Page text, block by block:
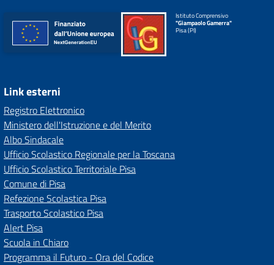
Istituto Comprensivo
"Giampaolo Gamerra"
Pisa (PI)
Link esterni
Registro Elettronico
Ministero dell'Istruzione e del Merito
Albo Sindacale
Ufficio Scolastico Regionale per la Toscana
Ufficio Scolastico Territoriale Pisa
Comune di Pisa
Refezione Scolastica Pisa
Trasporto Scolastico Pisa
Alert Pisa
Scuola in Chiaro
Programma il Futuro - Ora del Codice